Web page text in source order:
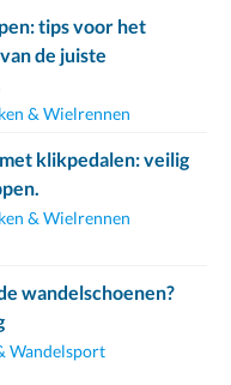
tips voor het
de juiste
& Wielrennen
klikpedalen: veilig
& Wielrennen
wandelschoenen?
Wandelsport